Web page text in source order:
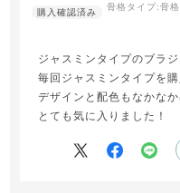
骨格タイプ:骨
ジャスミンタイプのブラ
毎回ジャスミンタイプを購
デザインと配色もなかな
とても気に入りました！